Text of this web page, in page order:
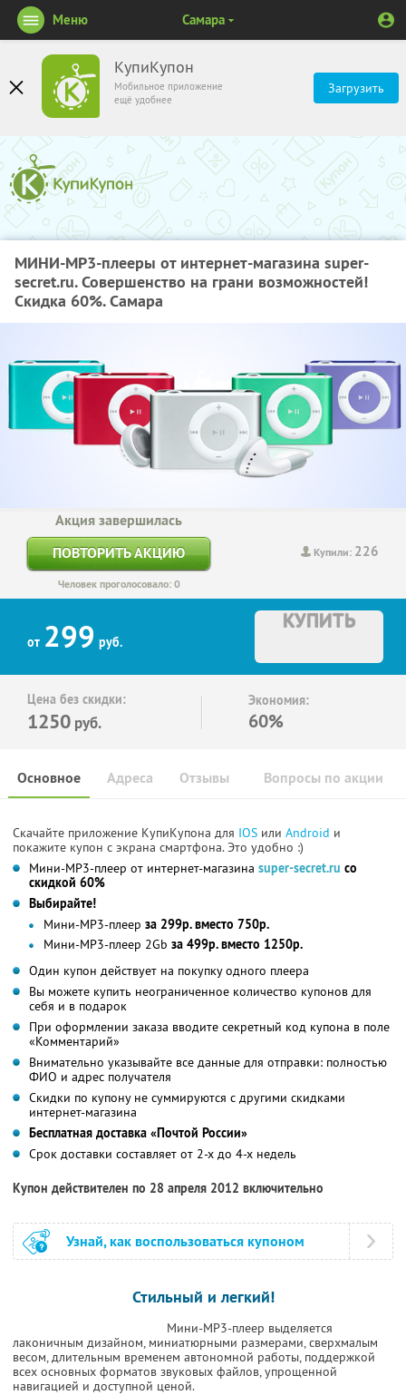
КупиКупон
Мобильное приложение
ещё удобнее
Загрузить
Меню Самара
МИНИ-MP3-плееры от интернет-магазина super-
secret.ru. Совершенство на грани возможностей!
Скидка 60%. Самара
Купили: 226
Акция завершилась
ПОВТОРИТЬ АКЦИЮ
Человек проголосовало: 0
от 299 руб.
КУПИТЬ
Цена без скидки:
1250 руб.
Экономия:
60%
Основное Отзывы Вопросы по акции
Адреса
Скачайте приложение КупиКупона для IOS или Android и
покажите купон с экрана смартфона. Это удобно :)
Мини-MP3-плеер от интернет-магазина super-secret.ru со
скидкой 60%
Выбирайте!
Мини-MP3-плеер за 299р. вместо 750р.
Мини-MP3-плеер 2Gb за 499р. вместо 1250р.
Один купон действует на покупку одного плеера
Вы можете купить неограниченное количество купонов для
себя и в подарок
При оформлении заказа вводите секретный код купона в поле
«Комментарий»
Внимательно указывайте все данные для отправки: полностью
ФИО и адрес получателя
Скидки по купону не суммируются с другими скидками
интернет-магазина
Бесплатная доставка «Почтой России»
Срок доставки составляет от 2-х до 4-х недель
Купон действителен по 28 апреля 2012 включительно
Узнай, как воспользоваться купоном
Стильный и легкий!
Мини-MP3-плеер выделяется
лаконичным дизайном, миниатюрными размерами, сверхмалым
весом, длительным временем автономной работы, поддержкой
всех основных форматов звуковых файлов, упрощенной
навигацией и доступной ценой.